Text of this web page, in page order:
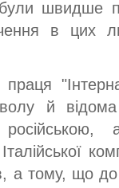
були швидше
в цих
й
а тому, що до